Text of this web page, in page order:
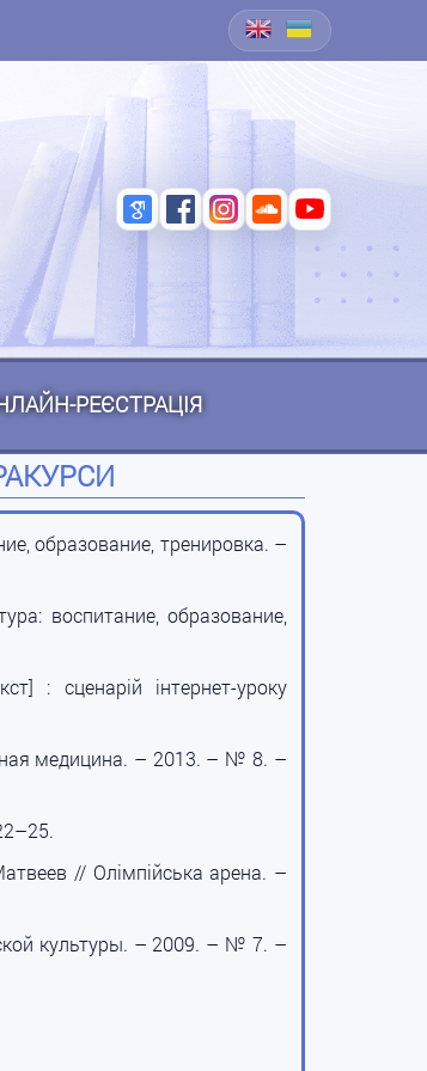
РЕЄСТРАЦІЯ
образование, тренировка. –
воспитание, образование,
: сценарій інтернет-уроку
медицина. – 2013. – № 8. –
// Олімпійська арена. –
культуры. – 2009. – № 7. –